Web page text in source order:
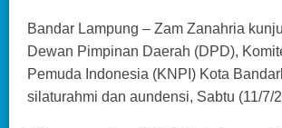
Bandar Lampung – Zam Zanahria
Dewan Pimpinan Daerah (DPD),
Pemuda Indonesia (KNPI) Kota
silaturahmi dan aundensi, Sabtu (11/7/